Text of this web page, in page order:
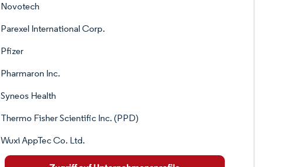
Novotech
Parexel International Corp.
Pfizer
Pharmaron Inc.
Syneos Health
Thermo Fisher Scientific Inc. (PPD)
Wuxi AppTec Co. Ltd.